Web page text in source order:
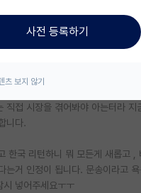
후기 게시판
시판
게시판
게시판
두렵긴 하지만
업시장에서 도태된후
이 아니라
직접 시장을 겪어봐야 아는터라 지
니다.
한국 리턴하니 뭐 모든게 새롭고 ,
는거 인정이 됩니다. 문송이라고
시 넣어주세요ㅜㅜ
사전 등록하기
츠 보지 않기